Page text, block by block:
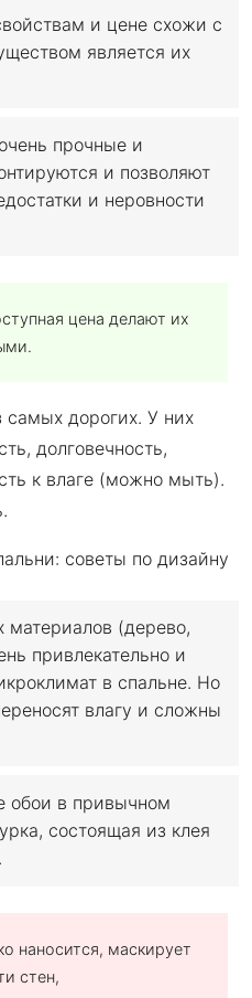
и цене схожи с
является их
прочные и
и позволяют
и неровности
цена делают их
самых дорогих. У них
долговечность,
к влаге (можно мыть).
материалов (дерево,
привлекательно и
в спальне. Но
влагу и сложны
обои в привычном
состоящая из клея
наносится, маскирует
стен,